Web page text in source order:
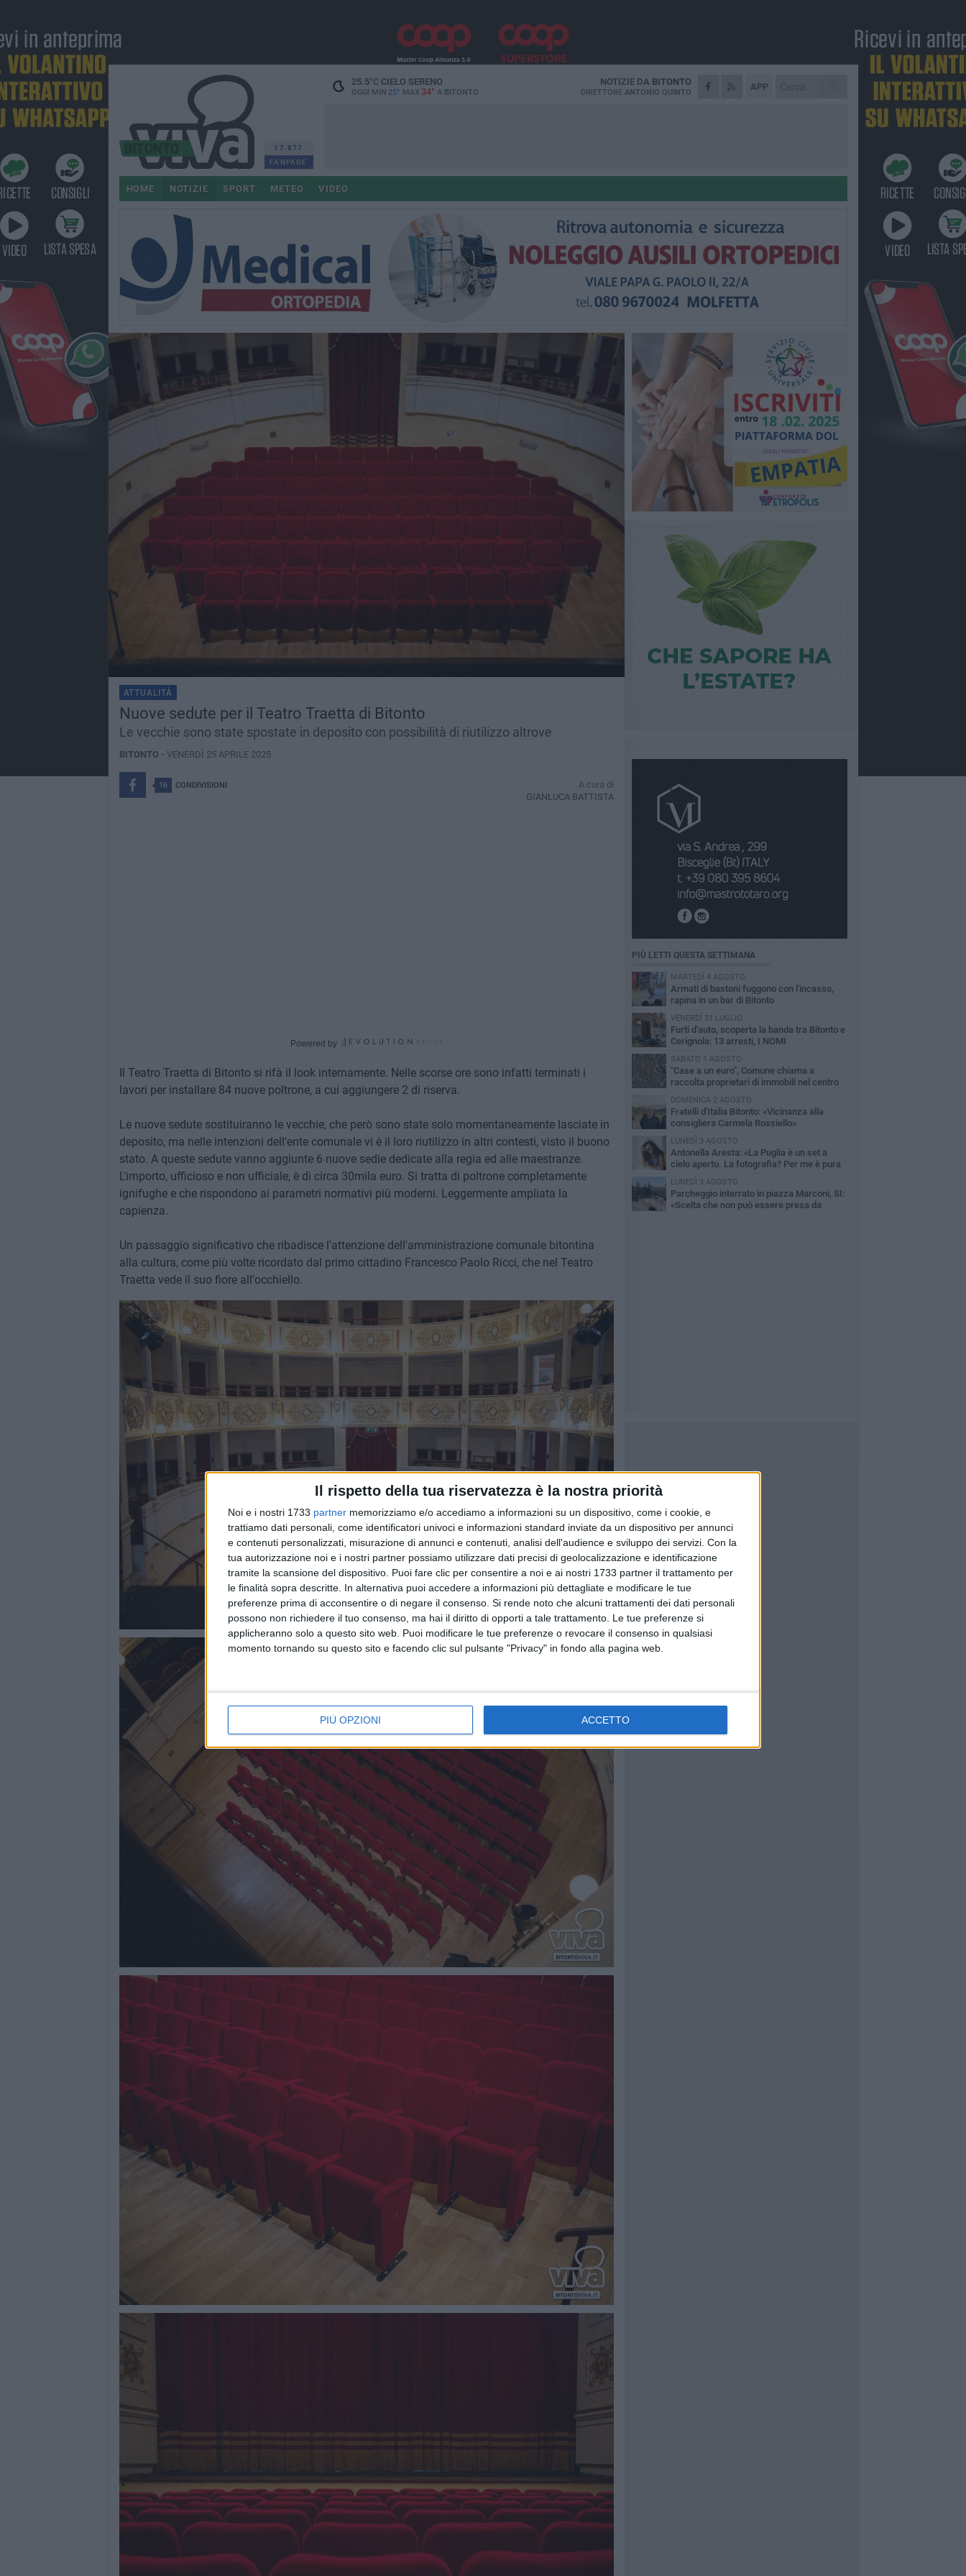
Il rispetto della tua riservatezza è la nostra priorità
Noi e i nostri 1733 partner memorizziamo e/o accediamo a informazioni su un dispositivo, come i cookie, e
trattiamo dati personali, come identificatori univoci e informazioni standard inviate da un dispositivo per annunci
e contenuti personalizzati, misurazione di annunci e contenuti, analisi dell'audience e sviluppo dei servizi. Con la
tua autorizzazione noi e i nostri partner possiamo utilizzare dati precisi di geolocalizzazione e identificazione
tramite la scansione del dispositivo. Puoi fare clic per consentire a noi e ai nostri 1733 partner il trattamento per
le finalità sopra descritte. In alternativa puoi accedere a informazioni più dettagliate e modificare le tue
preferenze prima di acconsentire o di negare il consenso. Si rende noto che alcuni trattamenti dei dati personali
possono non richiedere il tuo consenso, ma hai il diritto di opporti a tale trattamento. Le tue preferenze si
applicheranno solo a questo sito web. Puoi modificare le tue preferenze o revocare il consenso in qualsiasi
momento tornando su questo sito e facendo clic sul pulsante "Privacy" in fondo alla pagina web.
PIÙ OPZIONI ACCETTO
17.877
FANPAGE
25.5°CCIELO SERENO
OGGI MIN 25° MAX 34° A BITONTO
APP
NOTIZIE DA BITONTO
DIRETTORE ANTONIO QUINTO
HOME NOTIZIE SPORT METEO VIDEO
ATTUALITÀ
Nuove sedute per il Teatro Traetta di Bitonto
Le vecchie sono state spostate in deposito con possibilità di riutilizzo altrove
BITONTO - VENERDÌ 25 APRILE 2025
16 CONDIVISIONI
A cura di
GIANLUCA BATTISTA
Powered by
Il Teatro Traetta di Bitonto si rifà il look internamente. Nelle scorse ore sono infatti terminati i
lavori per installare 84 nuove poltrone, a cui aggiungere 2 di riserva.
Le nuove sedute sostituiranno le vecchie, che però sono state solo momentaneamente lasciate in
deposito, ma nelle intenzioni dell'ente comunale vi è il loro riutilizzo in altri contesti, visto il buono
stato. A queste sedute vanno aggiunte 6 nuove sedie dedicate alla regia ed alle maestranze.
L'importo, ufficioso e non ufficiale, è di circa 30mila euro. Si tratta di poltrone completamente
ignifughe e che rispondono ai parametri normativi più moderni. Leggermente ampliata la
capienza.
Un passaggio significativo che ribadisce l'attenzione dell'amministrazione comunale bitontina
alla cultura, come più volte ricordato dal primo cittadino Francesco Paolo Ricci, che nel Teatro
Traetta vede il suo fiore all'occhiello.
PIÙ LETTI QUESTA SETTIMANA
MARTEDÌ 4 AGOSTO
Armati di bastoni fuggono con l'incasso,
rapina in un bar di Bitonto
VENERDÌ 31 LUGLIO
Furti d'auto, scoperta la banda tra Bitonto e
Cerignola: 13 arresti, I NOMI
SABATO 1 AGOSTO
"Case a un euro", Comune chiama a
raccolta proprietari di immobili nel centro
DOMENICA 2 AGOSTO
Fratelli d'Italia Bitonto: «Vicinanza alla
consigliera Carmela Rossiello»
LUNEDÌ 3 AGOSTO
Antonella Aresta: «La Puglia è un set a
cielo aperto. La fotografia? Per me è pura
LUNEDÌ 3 AGOSTO
Parcheggio interrato in piazza Marconi, SI:
«Scelta che non può essere presa da